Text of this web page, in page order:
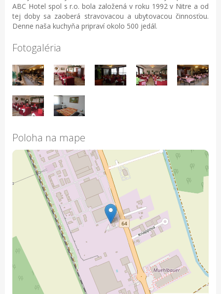
ABC Hotel spol s r.o. bola založená v roku 1992 v Nitre a od
tej doby sa zaoberá stravovacou a ubytovacou činnosťou.
Denne naša kuchyňa pripraví okolo 500 jedál.
Fotogaléria
Poloha na mape